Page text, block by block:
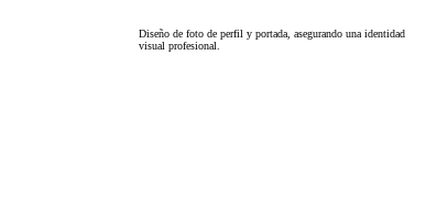
Diseño de foto de perfil y portada, asegurando una identidad
visual profesional.